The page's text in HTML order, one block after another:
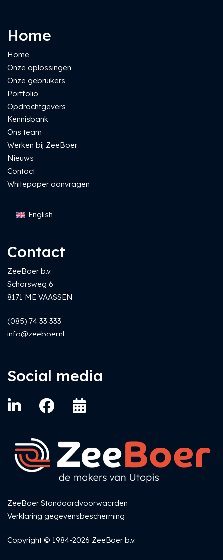
Home
Home
Onze oplossingen
Onze gebruikers
Portfolio
Opdrachtgevers
Kennisbank
Ons team
Werken bij ZeeBoer
Nieuws
Contact
Whitepaper aanvragen
English
Contact
ZeeBoer b.v.
Schorsweg 6
8171 ME VAASSEN
(085) 74 33 333
info@zeeboer.nl
Social media
ZeeBoer Standaardvoorwaarden
Verklaring gegevensbescherming
Copyright © 1984-2026 ZeeBoer b.v.